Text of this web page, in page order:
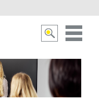
Suche